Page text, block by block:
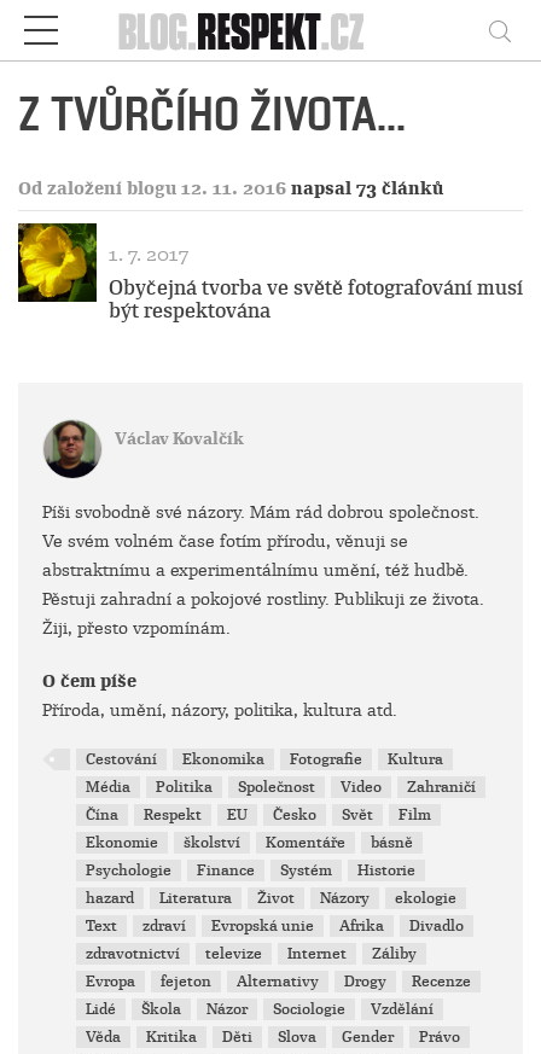
Respekt
Z TVŮRČÍHO ŽIVOTA...
Od založení blogu 12. 11. 2016 napsal 73 článků
1. 7. 2017
Obyčejná tvorba ve světě fotografování musí
být respektována
Václav Kovalčík
Píši svobodně své názory. Mám rád dobrou společnost.
Ve svém volném čase fotím přírodu, věnuji se
abstraktnímu a experimentálnímu umění, též hudbě.
Pěstuji zahradní a pokojové rostliny. Publikuji ze života.
Žiji, přesto vzpomínám.
O čem píše
Příroda, umění, názory, politika, kultura atd.
Cestování Ekonomika Fotografie
Kultura
Média
Politika Společnost Video
Zahraničí
Čína
Respekt EU Česko Svět
Film
Ekonomie
školství Komentáře
básně
Psychologie
Finance Systém
Historie
hazard
Literatura Život Názory
ekologie
Text
zdraví Evropská unie Afrika
Divadlo
zdravotnictví
televize Internet
Záliby
Evropa
fejeton Alternativy Drogy
Recenze
Lidé
Škola Názor Sociologie
Vzdělání
Věda
Kritika Děti Slova Gender
Právo